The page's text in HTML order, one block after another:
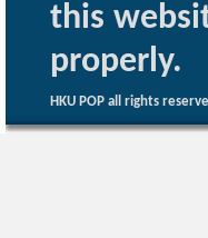
this
properly.
HKU POP all rights